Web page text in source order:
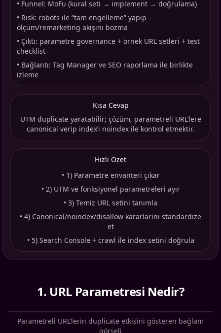
• Funnel: MoFu (kural seti → implement → doğrulama)
• Risk: robots ile “tam engelleme” yapıp
ölçüm/remarketing akışını bozma
• Çıktı: parametre governance + örnek URL setleri + test
checklist
• Bağlantı: Tag Manager ve SEO raporlama ile birlikte
izleme
Kısa Cevap
UTM duplicate yaratabilir; çözüm, parametreli URL’lere
canonical verip index’i noindex ile kontrol etmektir.
Hızlı Özet
• 1) Parametre envanteri çıkar
• 2) UTM ve fonksiyonel parametreleri ayır
• 3) Temiz URL setini tanımla
• 4) Canonical/noindex/disallow kararlarını standardize
et
• 5) Search Console + crawl ile index setini doğrula
1. URL Parametresi Nedir?
Parametreli URL’lerin duplicate etkisini gösteren bağlam
görseli